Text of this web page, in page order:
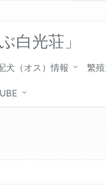
白光荘」
犬（オス）情報 繁